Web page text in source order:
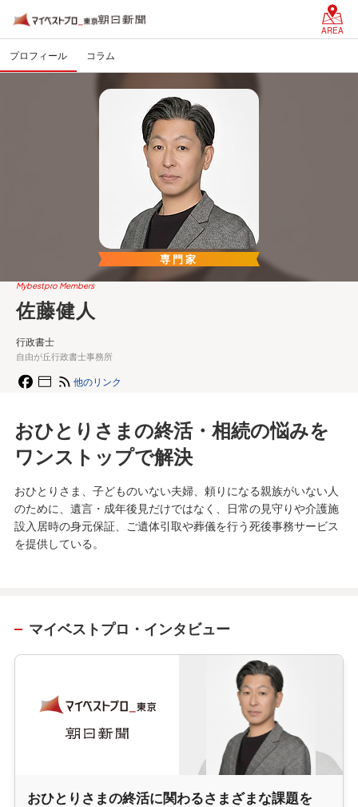
AREA
プロフィール コラム
専門家
Mybestpro Members
佐藤健人
行政書士
自由が丘行政書士事務所
他のリンク
おひとりさまの終活・相続の悩みを
ワンストップで解決
おひとりさま、子どものいない夫婦、頼りになる親族がいない人
のために、遺言・成年後見だけではなく、日常の見守りや介護施
設入居時の身元保証、ご遺体引取や葬儀を行う死後事務サービス
を提供している。
マイベストプロ・インタビュー
おひとりさまの終活に関わるさまざまな課題を